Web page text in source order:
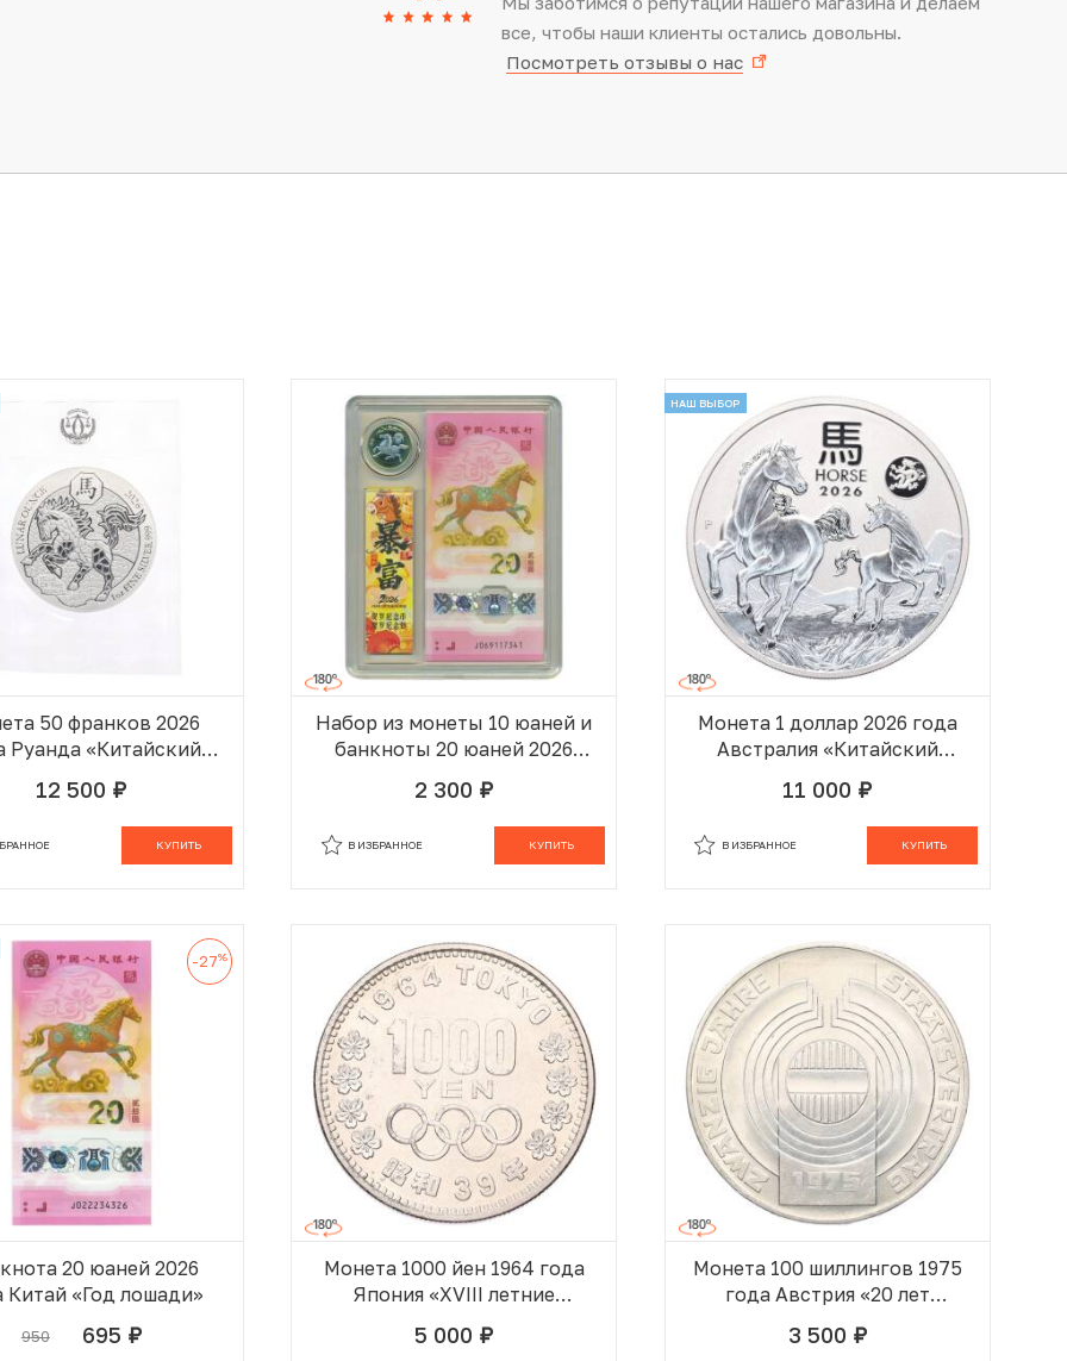
все, чтобы наши клиенты остались довольны.
Посмотреть отзывы о нас
50 франков 2026
Руанда «Китайский
— Год лошади»
12 500 руб.
КУПИТЬ
Набор из монеты 10 юаней и
банкноты 20 юаней 2026
года Китай «Год лошади»
2 300 руб.
КУПИТЬ
В ИЗБРАННОЕ
НАШ ВЫБОР
Монета 1 доллар 2026 года
Австралия «Китайский
гороскоп — Год лошади»
11 000 руб.
КУПИТЬ
В ИЗБРАННОЕ
-27%
20 юаней 2026
Китай «Год лошади»
950 695 руб.
Монета 1000 йен 1964 года
Япония «XVIII летние
Олимпийские Игры в Токио»
5 000 руб.
Монета 100 шиллингов 1975
года Австрия «20 лет
декларации о
независимости Австрии»
3 500 руб.